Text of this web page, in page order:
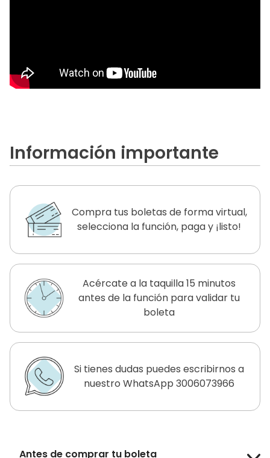
Información importante
Compra tus boletas de forma virtual,
selecciona la función, paga y ¡listo!
Acércate a la taquilla 15 minutos
antes de la función para validar tu
boleta
Si tienes dudas puedes escribirnos a
nuestro WhatsApp 3006073966
Antes de comprar tu boleta